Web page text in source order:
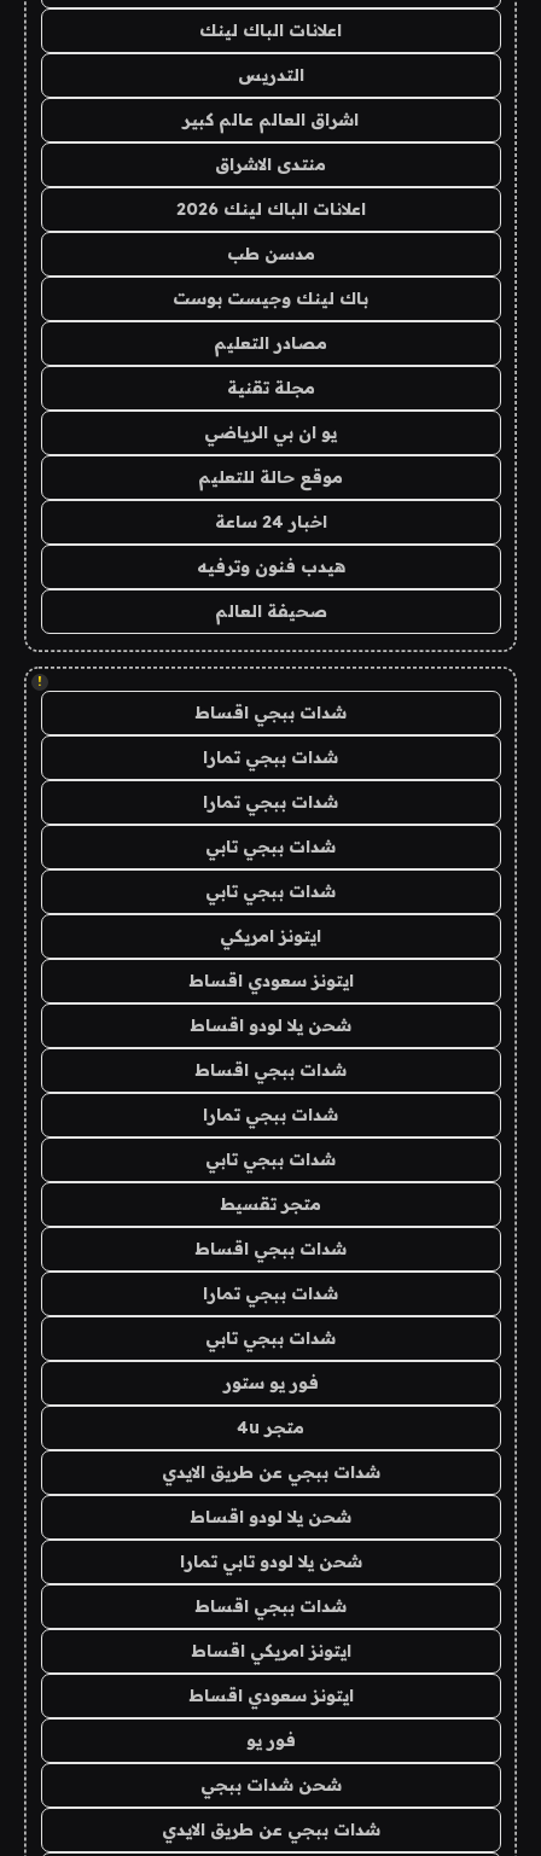
اعلانات الباك لينك
التدريس
اشراق العالم عالم كبير
منتدى الاشراق
اعلانات الباك لينك 2026
مدسن طب
باك لينك وجيست بوست
مصادر التعليم
مجلة تقنية
يو ان بي الرياضي
موقع حالة للتعليم
اخبار 24 ساعة
هيدب فنون وترفيه
صحيفة العالم
!
شدات ببجي اقساط
شدات ببجي تمارا
شدات ببجي تمارا
شدات ببجي تابي
شدات ببجي تابي
ايتونز امريكي
ايتونز سعودي اقساط
شحن يلا لودو اقساط
شدات ببجي اقساط
شدات ببجي تمارا
شدات ببجي تابي
متجر تقسيط
شدات ببجي اقساط
شدات ببجي تمارا
شدات ببجي تابي
فور يو ستور
متجر 4u
شدات ببجي عن طريق الايدي
شحن يلا لودو اقساط
شحن يلا لودو تابي تمارا
شدات ببجي اقساط
ايتونز امريكي اقساط
ايتونز سعودي اقساط
فور يو
شحن شدات ببجي
شدات ببجي عن طريق الايدي